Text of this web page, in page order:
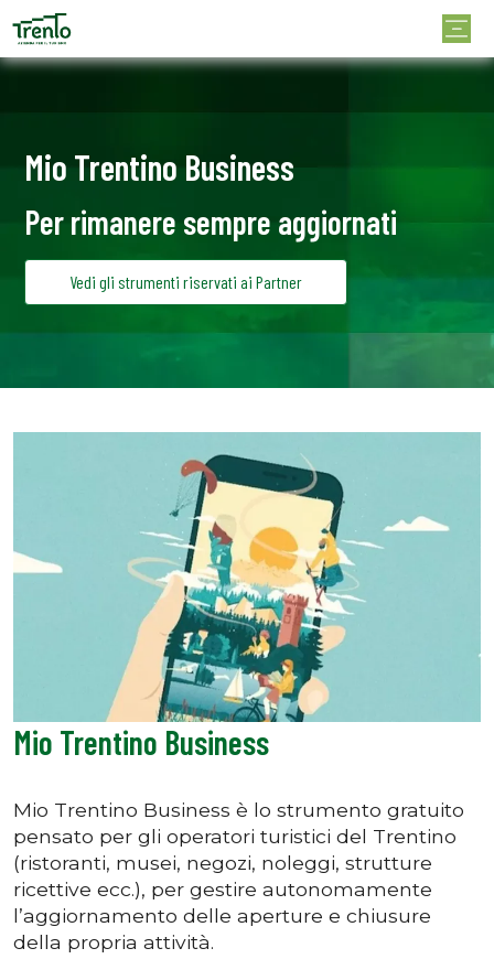
Mio Trentino Business
Per rimanere sempre aggiornati
Vedi gli strumenti riservati ai Partner
Mio Trentino Business
Mio Trentino Business è lo strumento gratuito
pensato per gli operatori turistici del Trentino
(ristoranti, musei, negozi, noleggi, strutture
ricettive ecc.), per gestire autonomamente
l’aggiornamento delle aperture e chiusure
della propria attività.